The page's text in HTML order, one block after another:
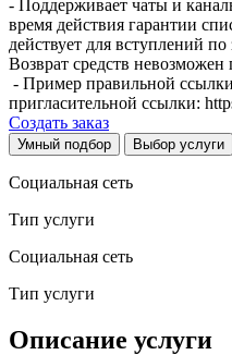
- Поддерживает чаты и
время действия гарантии
действует для вступлений
Возврат средств
- Пример правильной
пригласительной ссылки:
Создать заказ
Умный подбор Выбор услуги
Социальная сеть
Тип услуги
Социальная сеть
Тип услуги
Описание услуги